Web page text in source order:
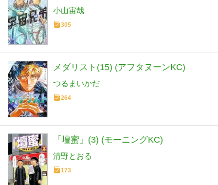
小山宙哉
305
メダリスト(15) (アフタヌーンKC)
つるまいかだ
264
「壇蜜」(3) (モーニングKC)
清野とおる
173